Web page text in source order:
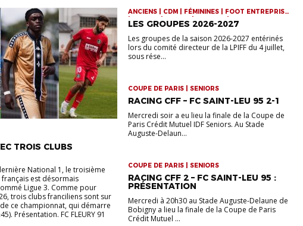
TROIS CLUBS
National 1, le troisième
est désormais
Ligue 3. Comme pour
trois clubs franciliens sont sur
ce championnat, qui démarre
Présentation. FC FLEURY 91
ANCIENS | CDM | FÉMININES | FOOT ENTREPRISE
| FUTSAL | JEUNES | SENIORS | VIE DE LA LIGUE
LES GROUPES 2026-2027
Les groupes de la saison 2026-2027 entérinés
lors du comité directeur de la LPIFF du 4 juillet,
sous rése...
COUPE DE PARIS | SENIORS
RACING CFF – FC SAINT-LEU 95 2-1
Mercredi soir a eu lieu la finale de la Coupe de
Paris Crédit Mutuel IDF Seniors. Au Stade
Auguste-Delaun...
COUPE DE PARIS | SENIORS
RACING CFF 2 – FC SAINT-LEU 95 :
PRÉSENTATION
Mercredi à 20h30 au Stade Auguste-Delaune de
Bobigny a lieu la finale de la Coupe de Paris
Crédit Mutuel ...